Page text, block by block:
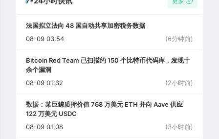
法国拟立法向 48 国自动共享加密税务数据
08-09 03:54
(6分钟前)
Bitcoin Red Team 已扫描约 150 个比特币代码库，发现十
余个漏洞
08-09 01:32
(2小时前)
数据：某巨鲸质押价值 768 万美元 ETH 并向 Aave 供应
122 万美元 USDC
08-09 01:08
(3小时前)